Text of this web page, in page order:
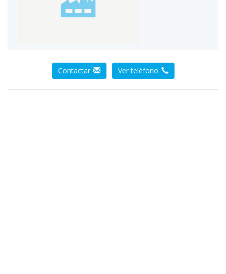
Contactar Ver teléfono